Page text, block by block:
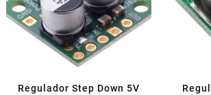
Regulador Step Down 5V